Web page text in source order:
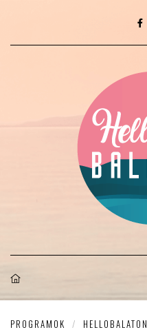
PROGRAMOK / HELLOBALATON